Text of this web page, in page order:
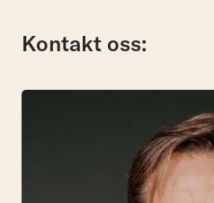
Kontakt oss: